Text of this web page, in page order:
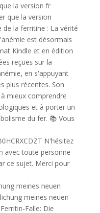
la version fr
meines neuen